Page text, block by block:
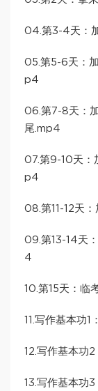
04.第3-4天：
05.第5-6天：
p4
06.第7-8天：
尾.mp4
07.第9-10天：
p4
08.第11-12天
09.第13-14天
4
10.第15天：临
11.写作基本功1
12.写作基本功
13.写作基本功